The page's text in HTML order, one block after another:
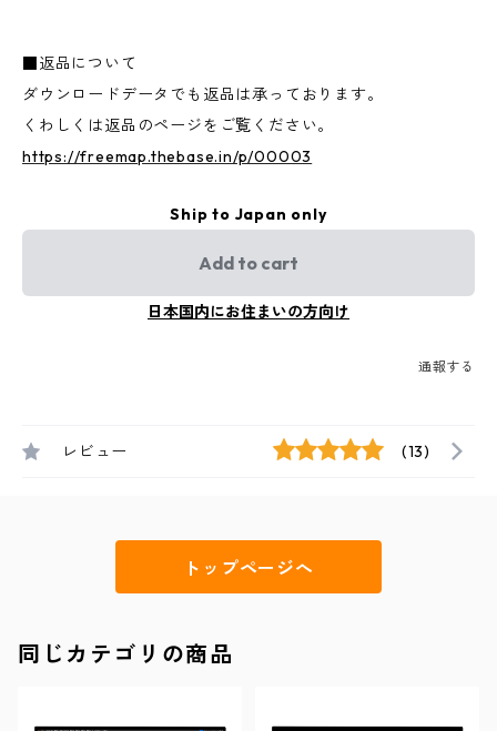
■返品について
ダウンロードデータでも返品は承っております。
くわしくは返品のページをご覧ください。
https://freemap.thebase.in/p/00003
Ship to Japan only
Add to cart
日本国内にお住まいの方向け
通報する
レビュー (13)
トップページへ
同じカテゴリの商品